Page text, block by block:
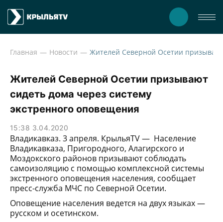
Главная Новости
Жителей Северной Осетии призывают
сидеть дома через систему
экстренного оповещения
15:38 3.04.2020
Владикавказ. 3 апреля. КрыльяTV — Население
Владикавказа, Пригородного, Алагирского и
Моздокского районов призывают соблюдать
самоизоляцию с помощью комплексной системы
экстренного оповещения населения, сообщает
пресс-служба МЧС по Северной Осетии.
Оповещение населения ведется на двух языках —
русском и осетинском.